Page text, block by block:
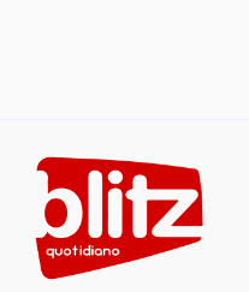
content